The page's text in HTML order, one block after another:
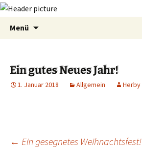
Menü
Ein gutes Neues Jahr!
1. Januar 2018 Allgemein Herby
← Ein gesegnetes Weihnachtsfest!